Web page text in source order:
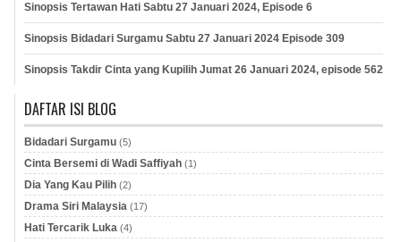
Sinopsis Tertawan Hati Sabtu 27 Januari 2024, Episode 6
Sinopsis Bidadari Surgamu Sabtu 27 Januari 2024 Episode 309
Sinopsis Takdir Cinta yang Kupilih Jumat 26 Januari 2024, episode 562
DAFTAR ISI BLOG
Bidadari Surgamu (5)
Cinta Bersemi di Wadi Saffiyah (1)
Dia Yang Kau Pilih (2)
Drama Siri Malaysia (17)
Hati Tercarik Luka (4)